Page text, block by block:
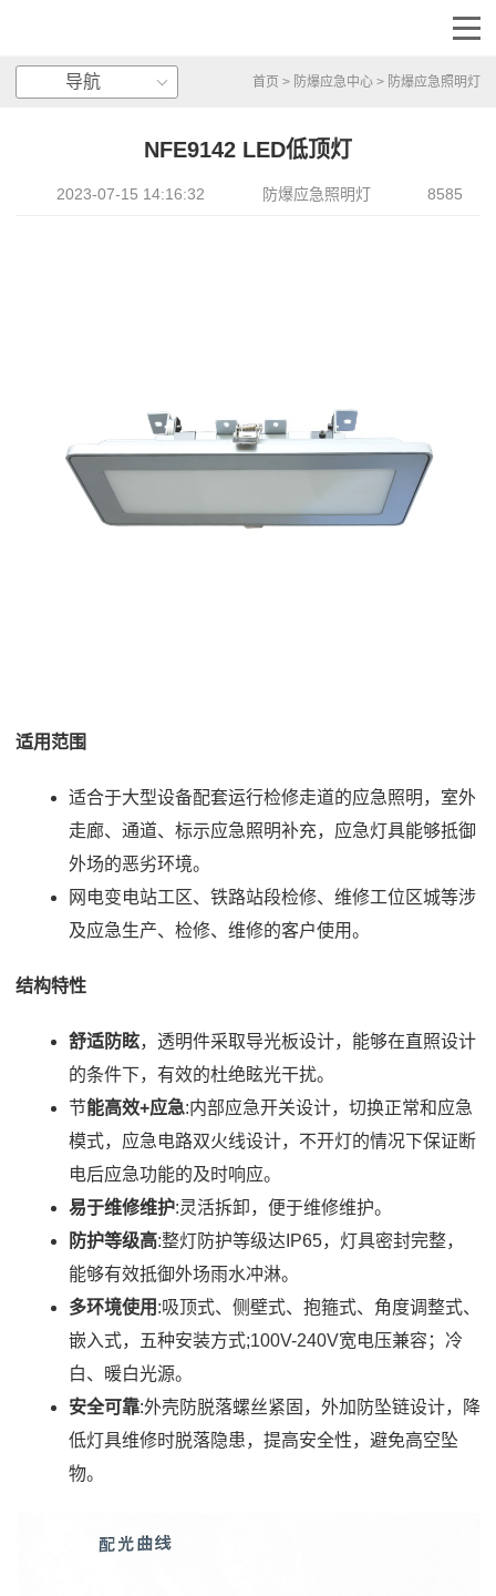
导航 首页 > 防爆应急中心 > 防爆应急照明灯
NFE9142 LED低顶灯
2023-07-15 14:16:32 防爆应急照明灯 8585
适用范围
适合于大型设备配套运行检修走道的应急照明，室外
走廊、通道、标示应急照明补充，应急灯具能够抵御
外场的恶劣环境。
网电变电站工区、铁路站段检修、维修工位区城等涉
及应急生产、检修、维修的客户使用。
结构特性
舒适防眩，透明件采取导光板设计，能够在直照设计
的条件下，有效的杜绝眩光干扰。
节能高效+应急:内部应急开关设计，切换正常和应急
模式，应急电路双火线设计，不开灯的情况下保证断
电后应急功能的及时响应。
易于维修维护:灵活拆卸，便于维修维护。
防护等级高:整灯防护等级达IP65，灯具密封完整，
能够有效抵御外场雨水冲淋。
多环境使用 :吸顶式、侧壁式、抱箍式、角度调整式、
嵌入式，五种安装方式;100V-240V宽电压兼容；冷
白、暖白光源。
安全可靠:外壳防脱落螺丝紧固，外加防坠链设计，降
低灯具维修时脱落隐患，提高安全性，避免高空坠
物。